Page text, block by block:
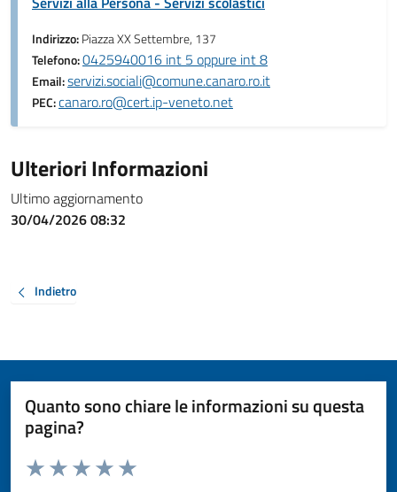
Indirizzo:Piazza XX Settembre, 137
Telefono:0425940016 int 5 oppure int 8
Email:servizi.sociali@comune.canaro.ro.it
PEC:canaro.ro@cert.ip-veneto.net
Ulteriori Informazioni
Ultimo aggiornamento
30/04/2026 08:32
Indietro
Quanto sono chiare le informazioni su questa
pagina?
Valuta da 1 a 5 stelle la pagina